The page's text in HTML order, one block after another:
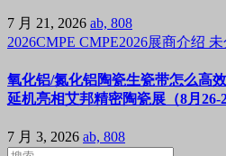
7 月 21, 2026 ab, 808
2026CMPE CMPE2026展商介绍
氧化铝/氮化铝陶瓷生瓷带怎么高
延机亮相艾邦精密陶瓷展（8月26-
7 月 3, 2026 ab, 808